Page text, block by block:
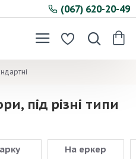
(067) 620-20-49
під різні типи
На еркер